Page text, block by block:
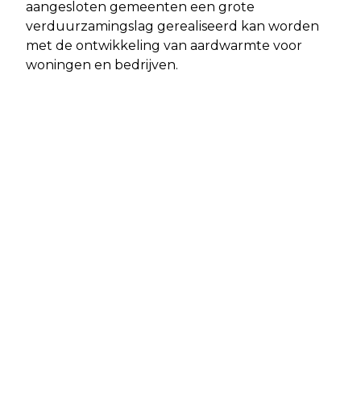
aangesloten gemeenten een grote
verduurzamingslag gerealiseerd kan worden
met de ontwikkeling van aardwarmte voor
woningen en bedrijven.